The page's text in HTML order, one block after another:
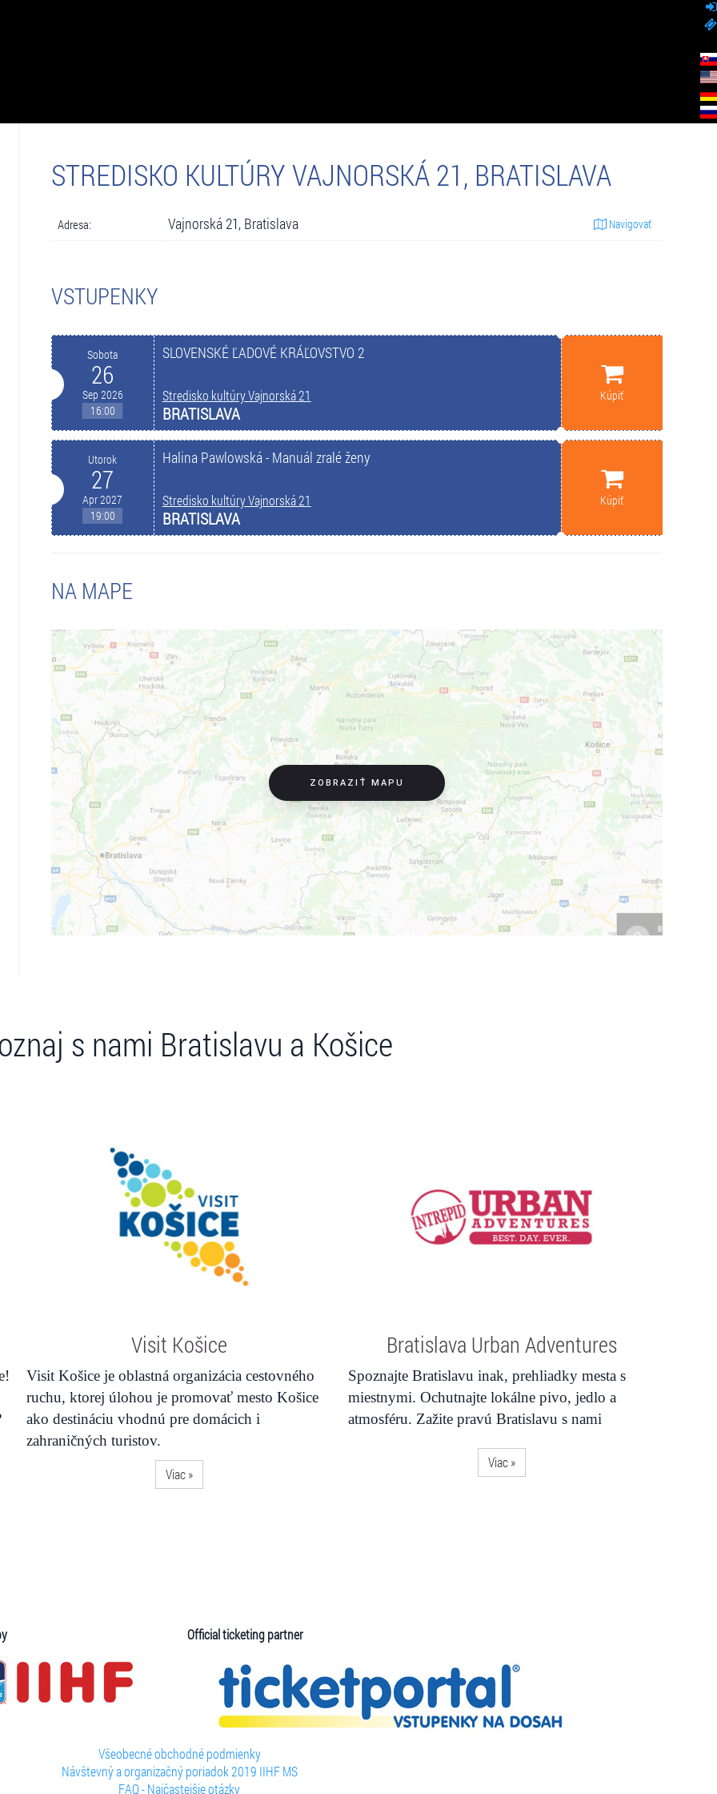
STREDISKO KULTÚRY VAJNORSKÁ 21, BRATISLAVA
Adresa: Vajnorská 21, Bratislava Navigovať
VSTUPENKY
Sobota
26
Sep 2026
16:00
SLOVENSKÉ ĽADOVÉ KRÁĽOVSTVO 2
Stredisko kultúry Vajnorská 21
BRATISLAVA
Kúpiť
Utorok
27
Apr 2027
19:00
Halina Pawlowská - Manuál zralé ženy
Stredisko kultúry Vajnorská 21
BRATISLAVA
Kúpiť
NA MAPE
ZOBRAZIŤ MAPU
s nami Bratislavu a Košice
Visit Košice
Visit Košice je oblastná organizácia cestovného
ruchu, ktorej úlohou je promovať mesto Košice
ako destináciu vhodnú pre domácich i
zahraničných turistov.
Viac »
Bratislava Urban Adventures
Spoznajte Bratislavu inak, prehliadky mesta s
miestnymi. Ochutnajte lokálne pivo, jedlo a
atmosféru. Zažite pravú Bratislavu s nami
Viac »
Official ticketing partner
Všeobecné obchodné podmienky
Návštevný a organizačný poriadok 2019 IIHF MS
FAQ - Najčastejšie otázky